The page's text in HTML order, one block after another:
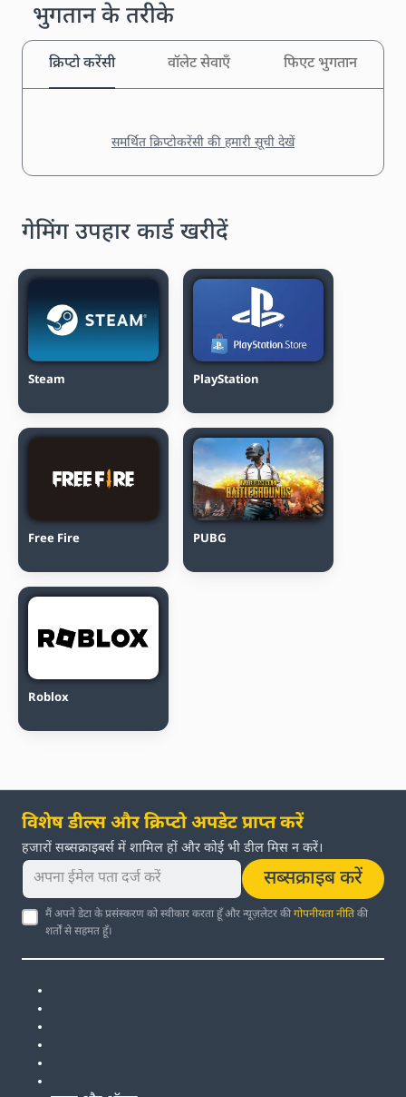
भुगतान के तरीके
क्रिप्टो करेंसी वॉलेट सेवाएँ फिएट भुगतान
समर्थित क्रिप्टोकरेंसी की हमारी सूची देखें
गेमिंग उपहार कार्ड खरीदें
Steam PlayStation
Free Fire PUBG
Roblox
विशेष डील्स और क्रिप्टो अपडेट प्राप्त करें
हजारों सब्सक्राइबर्स में शामिल हों और कोई भी डील मिस न करें।
सब्सक्राइब करें
मैं अपने डेटा के प्रसंस्करण को स्वीकार करता हूँ और न्यूज़लेटर कीगोपनीयता नीतिकी
शर्तों से सहमत हूँ।